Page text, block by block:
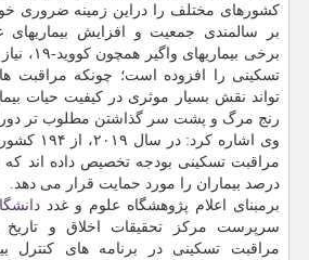
کشورهای مختلف را دراین زمینه ضروری
بر سالمندی جمعیت و افزایش بیماریهای
برخی
تسکینی را افزوده است؛ چونکه مراقبت
تواند نقش بسیار موثری در کیفیت حیات
رنج مرگ و پشت سر گذاشتن مطلوب تر
درصد بیماران را مورد حمایت قرار می دهد.
برمبنای اعلام پژوهشگاه علوم و غدد
سرپرست مرکز تحقیقات اخلاق و
مراقبت تسکینی در برنامه های کنترل